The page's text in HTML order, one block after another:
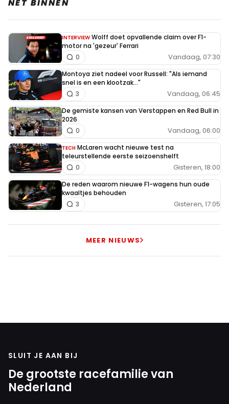
NET BINNEN
INTERVIEW Wolff doet opvallende claim over F1-
motor na 'gezeur' Ferrari
Vandaag, 07:30
0
Montoya ziet nadeel voor Russell: "Als iemand
snel is en een klootzak..."
Vandaag, 06:45
3
De gemiste kansen van Verstappen en Red Bull in
2026
Vandaag, 06:00
0
TECH McLaren wacht nieuwe test na
teleurstellende eerste seizoenshelft
Gisteren, 18:00
0
De reden waarom nieuwe F1-wagens hun oude
kwaaltjes behouden
Gisteren, 17:05
3
MEER NIEUWS
SLUIT JE AAN BIJ
De grootste racefamilie van
Nederland